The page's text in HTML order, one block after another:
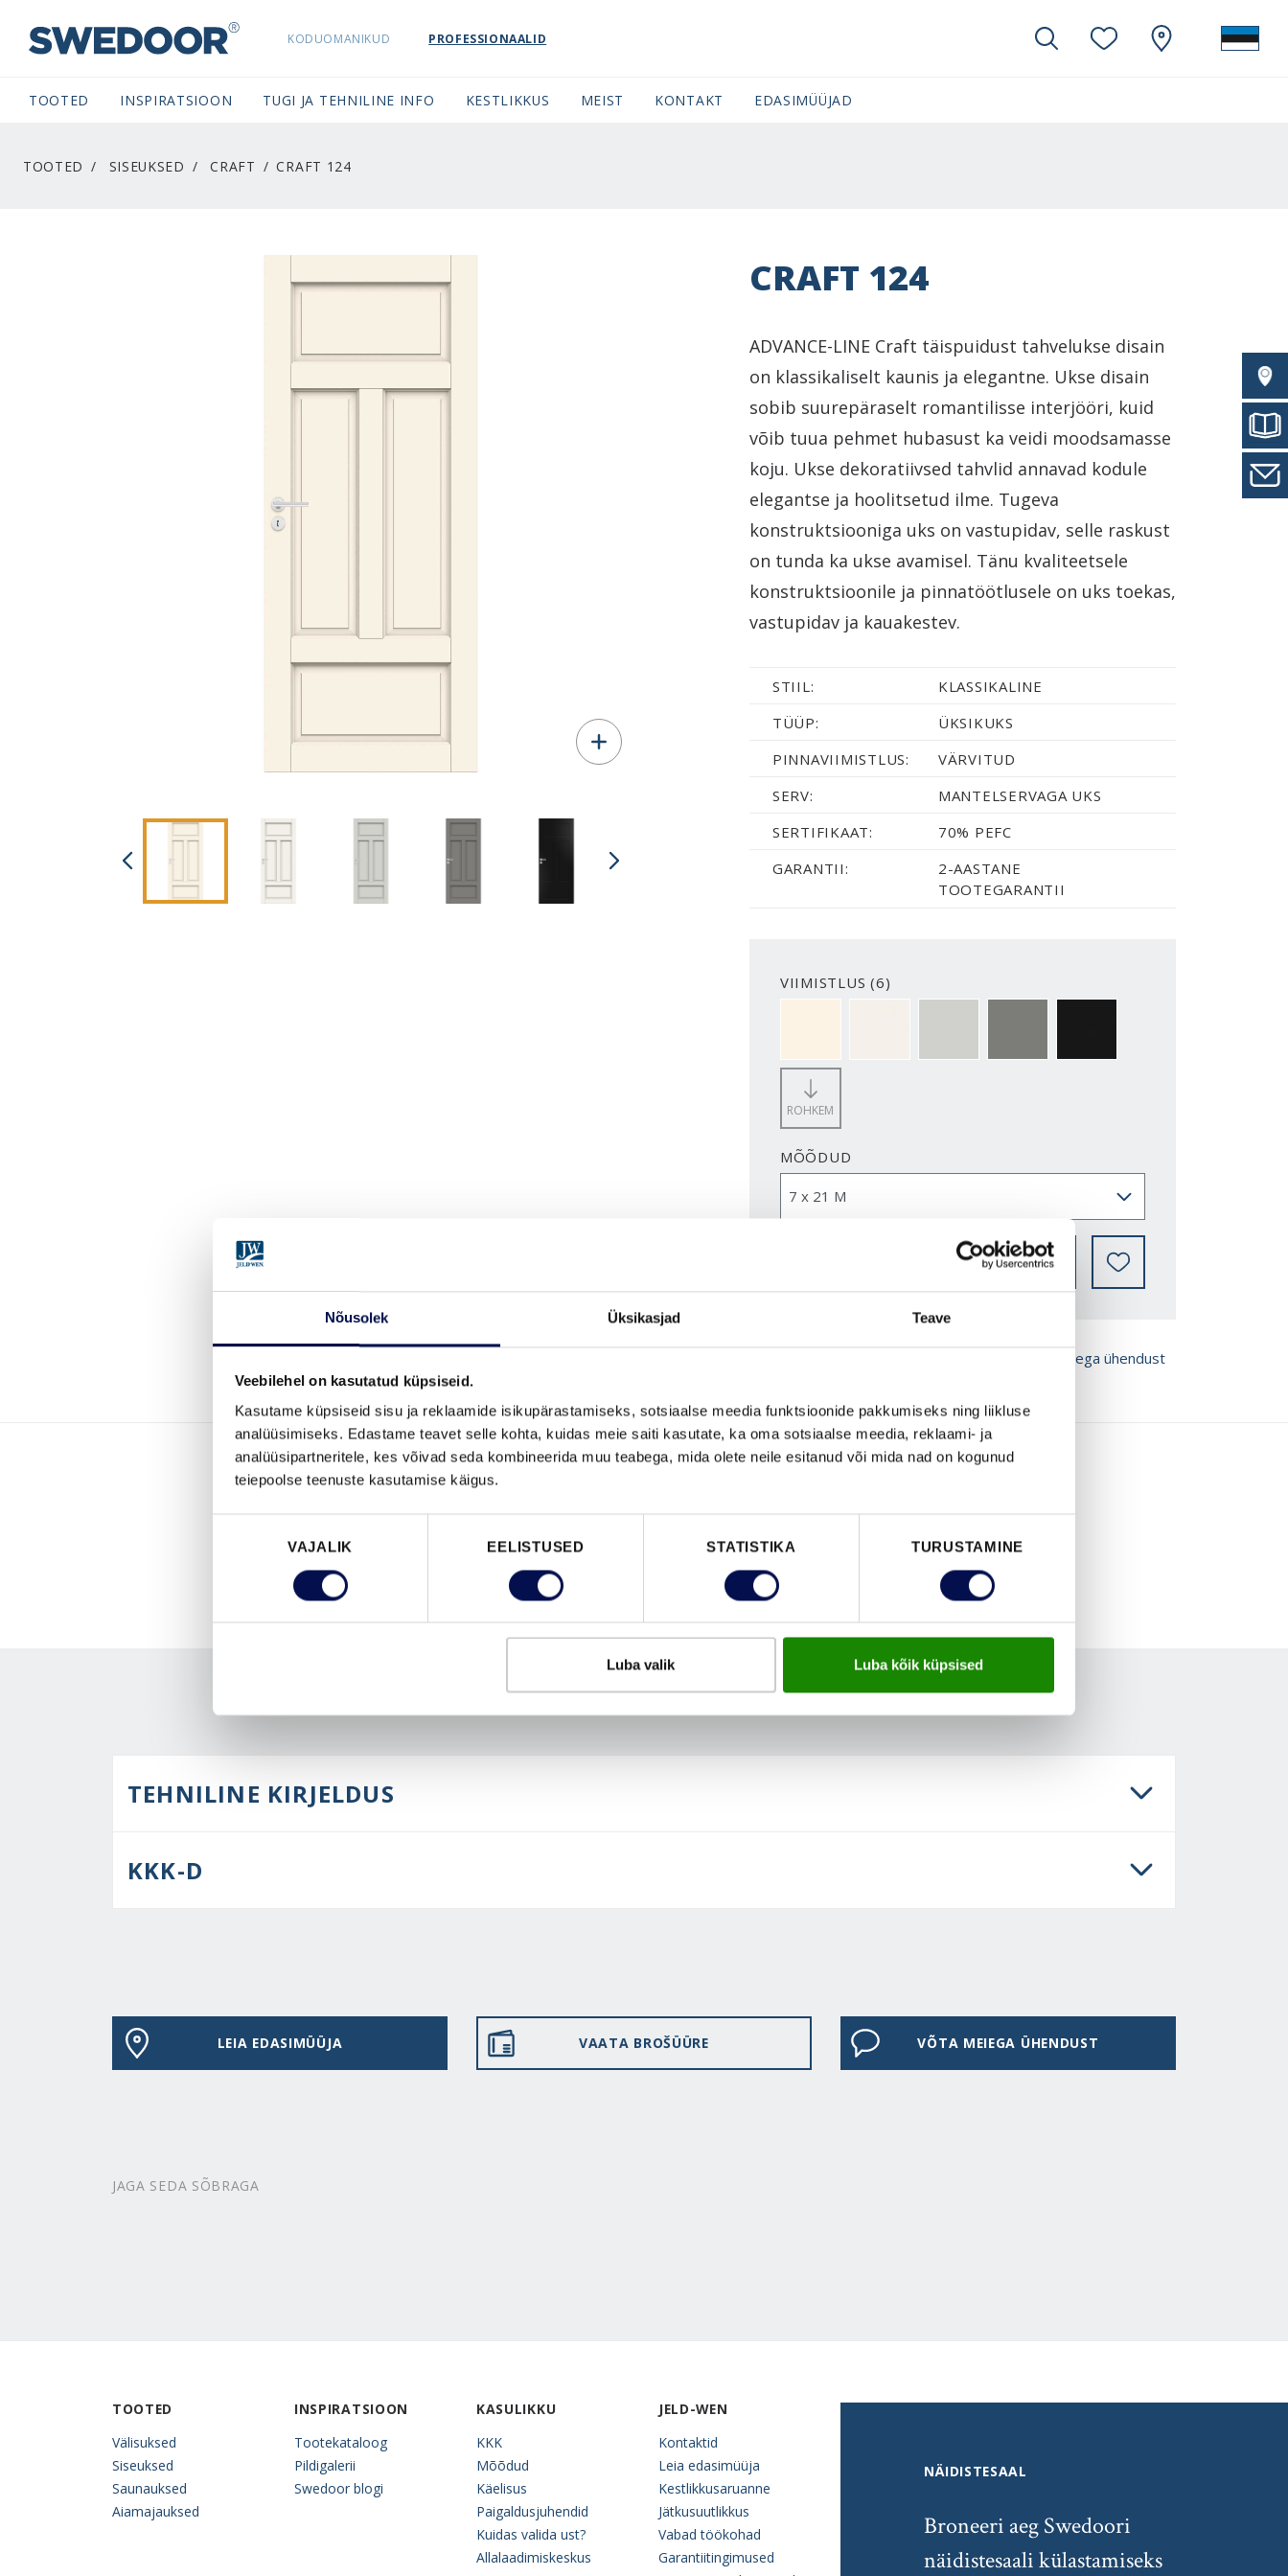
Nõusolek Üksikasjad Teave
Veebilehel on kasutatud küpsiseid.
Kasutame küpsiseid sisu ja reklaamide isikupärastamiseks, sotsiaalse meedia funktsioonide pakkumiseks ning liikluse
analüüsimiseks. Edastame teavet selle kohta, kuidas meie saiti kasutate, ka oma sotsiaalse meedia, reklaami- ja
analüüsipartneritele, kes võivad seda kombineerida muu teabega, mida olete neile esitanud või mida nad on kogunud
teiepoolse teenuste kasutamise käigus.
VAJALIK EELISTUSED STATISTIKA TURUSTAMINE
Luba valik Luba kõik küpsised
SWEDOORESTONIA NAVIGATION
KODUOMANIKUD PROFESSIONAALID
TOOTED INSPIRATSIOON TUGI JA TEHNILINE INFO KESTLIKKUS MEIST KONTAKT EDASIMÜÜJAD
TOOTED SISEUKSED CRAFT CRAFT 124
CRAFT 124
ADVANCE-LINE Craft täispuidust tahvelukse disain
on klassikaliselt kaunis ja elegantne. Ukse disain
sobib suurepäraselt romantilisse interjööri, kuid
võib tuua pehmet hubasust ka veidi moodsamasse
koju. Ukse dekoratiivsed tahvlid annavad kodule
elegantse ja hoolitsetud ilme. Tugeva
konstruktsiooniga uks on vastupidav, selle raskust
on tunda ka ukse avamisel. Tänu kvaliteetsele
konstruktsioonile ja pinnatöötlusele on uks toekas,
vastupidav ja kauakestev.
STIIL:
KLASSIKALINE
TÜÜP:
ÜKSIKUKS
PINNAVIIMISTLUS:
VÄRVITUD
SERV:
MANTELSERVAGA UKS
SERTIFIKAAT:
70% PEFC
GARANTII:
2-AASTANE
TOOTEGARANTII
VIIMISTLUS (6)
ROHKEM
MÕÕDUD
LEIA EDASIMÜÜJA
Võta meiega ühendust
TEHNILINE KIRJELDUS
KKK-D
LEIA EDASIMÜÜJA VAATA BROŠÜÜRE VÕTA MEIEGA ÜHENDUST
JAGA SEDA SÕBRAGA
TOOTED
Välisuksed
Siseuksed
Saunauksed
Aiamajauksed
INSPIRATSIOON
Tootekataloog
Pildigalerii
Swedoor blogi
KASULIKKU
KKK
Mõõdud
Käelisus
Paigaldusjuhendid
Kuidas valida ust?
Allalaadimiskeskus
JELD-WEN
Kontaktid
Leia edasimüüja
Kestlikkusaruanne
Jätkusuutlikkus
Vabad töökohad
Garantiitingimused
NÄIDISTESAAL
Broneeri aeg Swedoori
näidistesaali külastamiseks